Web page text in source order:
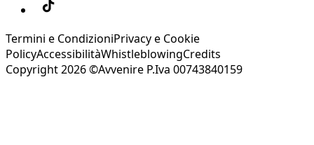
Termini e CondizioniPrivacy e Cookie
PolicyAccessibilitàWhistleblowingCredits
Copyright 2026 ©Avvenire P.Iva 00743840159